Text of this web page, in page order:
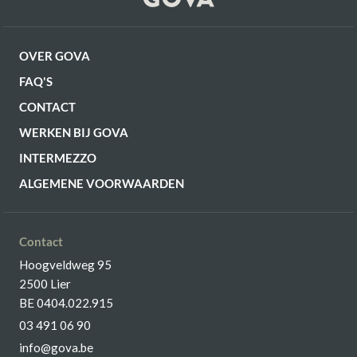
OVER GOVA
FAQ'S
CONTACT
WERKEN BIJ GOVA
INTERMEZZO
ALGEMENE VOORWAARDEN
Contact
Hoogveldweg 95
2500 Lier
BE 0404.022.915
03 491 06 90
info@gova.be